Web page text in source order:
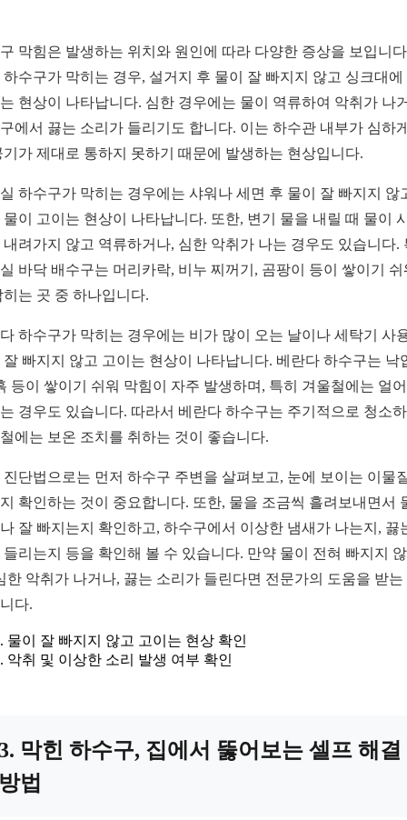
막힘은 발생하는 위치와 원인에 따라 다양한 증상을 보입니
하수구가 막히는 경우, 설거지 후 물이 잘 빠지지 않고 싱크대에
현상이 나타납니다. 심한 경우에는 물이 역류하여 악취가 나
에서 끓는 소리가 들리기도 합니다. 이는 하수관 내부가 심하
기가 제대로 통하지 못하기 때문에 발생하는 현상입니다.
하수구가 막히는 경우에는 샤워나 세면 후 물이 잘 빠지지 않
물이 고이는 현상이 나타납니다. 또한, 변기 물을 내릴 때 물이
내려가지 않고 역류하거나, 심한 악취가 나는 경우도 있습니다.
바닥 배수구는 머리카락, 비누 찌꺼기, 곰팡이 등이 쌓이기 쉬
히는 곳 중 하나입니다.
하수구가 막히는 경우에는 비가 많이 오는 날이나 세탁기 사
잘 빠지지 않고 고이는 현상이 나타납니다. 베란다 하수구는 낙
등이 쌓이기 쉬워 막힘이 자주 발생하며, 특히 겨울철에는 얼
경우도 있습니다. 따라서 베란다 하수구는 주기적으로 청소
에는 보온 조치를 취하는 것이 좋습니다.
진단법으로는 먼저 하수구 주변을 살펴보고, 눈에 보이는 이물
확인하는 것이 중요합니다. 또한, 물을 조금씩 흘려보내면서
잘 빠지는지 확인하고, 하수구에서 이상한 냄새가 나는지, 끓
들리는지 등을 확인해 볼 수 있습니다. 만약 물이 전혀 빠지지
한 악취가 나거나, 끓는 소리가 들린다면 전문가의 도움을 받는
다.
물이 잘 빠지지 않고 고이는 현상 확인
악취 및 이상한 소리 발생 여부 확인
막힌 하수구, 집에서 뚫어보는 셀프 해결
법